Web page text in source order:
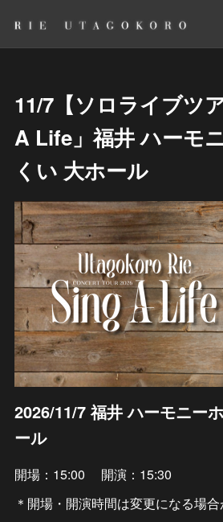
11/7【ソロライブツ
A Life」福井 ハーモ
くい 大ホール
2026/11/7 福井 ハーモニー
ール
開場：15:00 開演：15:30
＊開場・開演時間は変更になる場合